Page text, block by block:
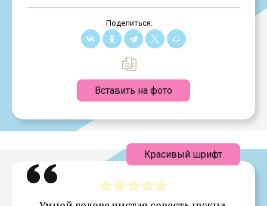
Поделиться:
Вставить на фото
Красивый шрифт